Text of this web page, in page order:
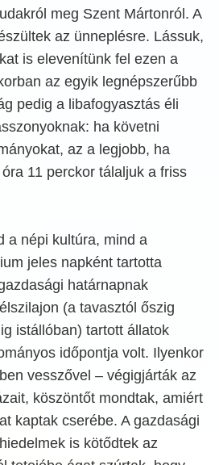
meg Szent Mártonról. A
az ünneplésre. Lássuk,
is elevenítünk fel ezen a
az egyik legnépszerűbb
pedig a libafogyasztás éli
ha követni
az a legjobb, ha
11 perckor tálaljuk a friss
a népi kultúra, mind a
jeles napként tartotta
határnapnak
(a tavasztól őszig
istállóban) tartott állatok
időpontja volt. Ilyenkor
vesszővel – végigjárták az
köszöntőt mondtak, amiért
kaptak cserébe. A gazdasági
is kötődtek az